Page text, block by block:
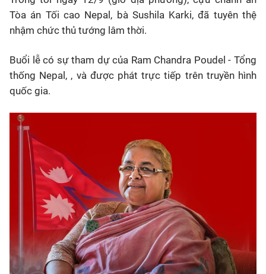
Tòa án Tối cao Nepal, bà Sushila Karki, đã tuyên thệ
nhậm chức thủ tướng lâm thời.
Buổi lễ có sự tham dự của Ram Chandra Poudel - Tổng
thống Nepal, , và được phát trực tiếp trên truyền hình
quốc gia.